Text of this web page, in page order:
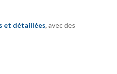
et détaillées, avec des